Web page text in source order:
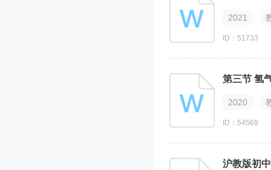
2021
ID：51733
第三节 氢
2020
ID：54569
沪教版初